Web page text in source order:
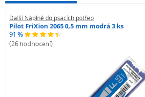
Další Náplně do psacích potřeb
Pilot FriXion 2065 0,5 mm modrá 3 ks
91 %
(26 hodnocení)